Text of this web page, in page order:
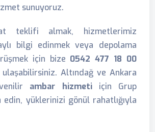
sunuyoruz.
teklifi almak, hizmetlerimiz
bilgi edinmek veya depolama
için bize 0542 477 18 00
ulaşabilirsiniz. Altındağ ve Ankara
ambar hizmetiiçin Grup
yüklerinizi gönül rahatlığıyla